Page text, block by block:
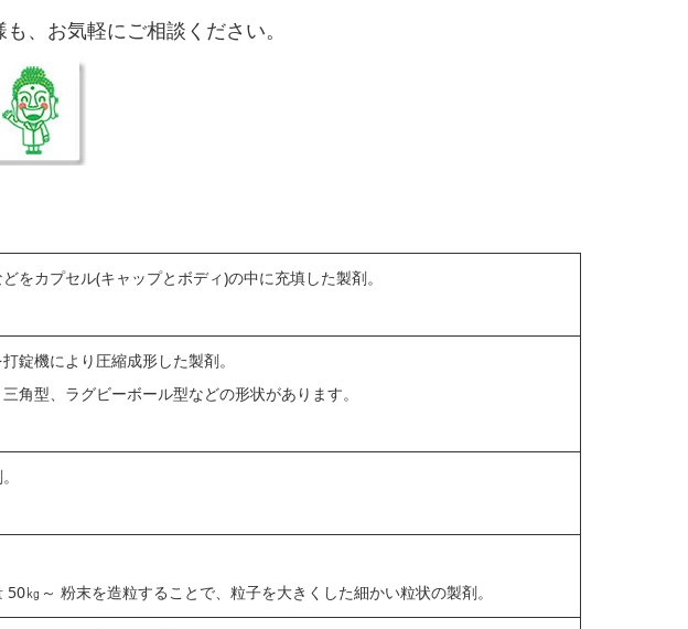
、お気軽にご相談ください。
をカプセル(キャップとボディ)の中に充填した製剤。
錠機により圧縮成形した製剤。
角型、ラグビーボール型などの形状があります。
㎏～ 粉末を造粒することで、粒子を大きくした細かい粒状の製剤。